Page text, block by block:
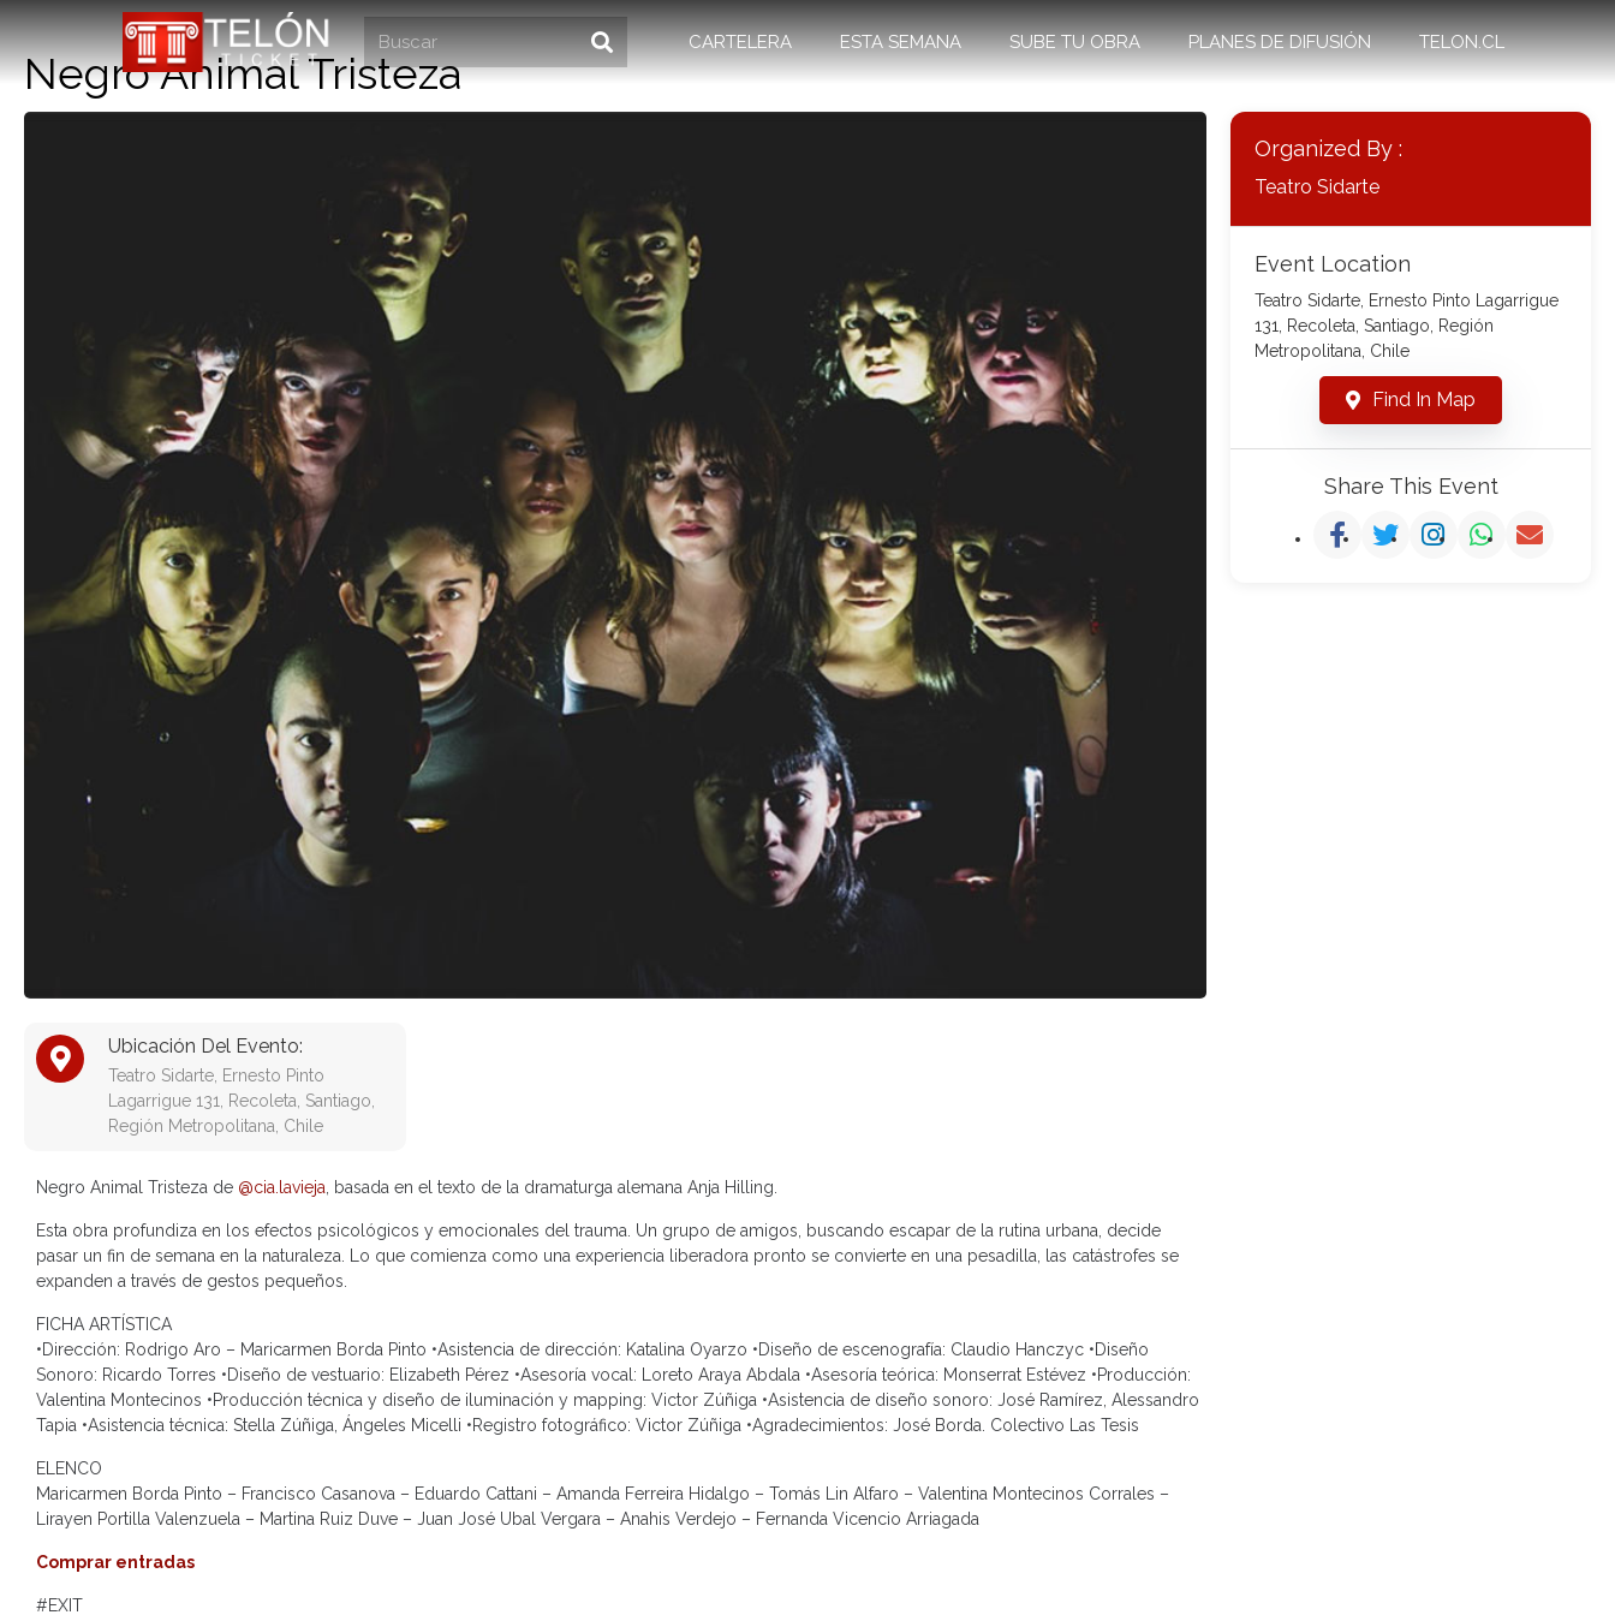
CARTELERA ESTA SEMANA SUBE TU OBRA PLANES DE DIFUSIÓN TELON.CL
Negro Animal Tristeza
Ubicación Del Evento:
Teatro Sidarte, Ernesto Pinto
Lagarrigue 131, Recoleta, Santiago,
Región Metropolitana, Chile
Negro Animal Tristeza de @cia.lavieja , basada en el texto de la dramaturga alemana Anja Hilling.
Esta obra profundiza en los efectos psicológicos y emocionales del trauma. Un grupo de amigos, buscando escapar de la rutina urbana, decide
pasar un fin de semana en la naturaleza. Lo que comienza como una experiencia liberadora pronto se convierte en una pesadilla, las catástrofes se
expanden a través de gestos pequeños.
FICHA ARTÍSTICA
•Dirección: Rodrigo Aro – Maricarmen Borda Pinto •Asistencia de dirección: Katalina Oyarzo •Diseño de escenografía: Claudio Hanczyc •Diseño
Sonoro: Ricardo Torres •Diseño de vestuario: Elizabeth Pérez •Asesoría vocal: Loreto Araya Abdala •Asesoría teórica: Monserrat Estévez •Producción:
Valentina Montecinos •Producción técnica y diseño de iluminación y mapping: Victor Zúñiga •Asistencia de diseño sonoro: José Ramírez, Alessandro
Tapia •Asistencia técnica: Stella Zúñiga, Ángeles Micelli •Registro fotográfico: Victor Zúñiga •Agradecimientos: José Borda. Colectivo Las Tesis
ELENCO
Maricarmen Borda Pinto – Francisco Casanova – Eduardo Cattani – Amanda Ferreira Hidalgo – Tomás Lin Alfaro – Valentina Montecinos Corrales –
Lirayen Portilla Valenzuela – Martina Ruiz Duve – Juan José Ubal Vergara – Anahis Verdejo – Fernanda Vicencio Arriagada
Comprar entradas
#EXIT
Organized By :
Teatro Sidarte
Event Location
Teatro Sidarte, Ernesto Pinto Lagarrigue
131, Recoleta, Santiago, Región
Metropolitana, Chile
Find In Map
Share This Event